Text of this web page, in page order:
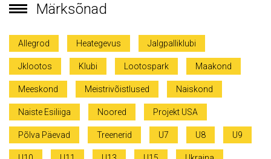
Märksõnad
Allegrod Heategevus Jalgpalliklubi
Jklootos Klubi Lootospark Maakond
Meeskond Meistrivõistlused Naiskond
Naiste Esiliiga Noored Projekt USA
Põlva Päevad Treenerid U7 U8 U9